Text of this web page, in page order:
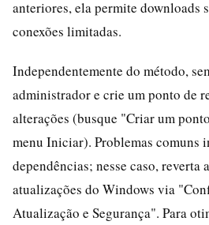
anteriores, ela permite downloads
conexões limitadas.
Independentemente do método,
administrador e crie um ponto de
alterações (busque "Criar um
menu Iniciar). Problemas comuns
dependências; nesse caso, reverta
atualizações do Windows via
Atualização e Segurança". Para